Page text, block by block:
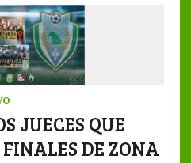
JUECES QUE
DE ZONA